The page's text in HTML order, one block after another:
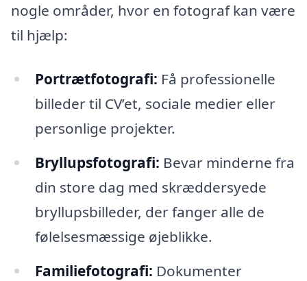
nogle områder, hvor en fotograf kan være
til hjælp:
Portrætfotografi: Få professionelle
billeder til CV’et, sociale medier eller
personlige projekter.
Bryllupsfotografi: Bevar minderne fra
din store dag med skræddersyede
bryllupsbilleder, der fanger alle de
følelsesmæssige øjeblikke.
Familiefotografi: Dokumenter